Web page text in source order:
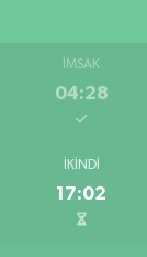
İMSAK
04:28
İKINDI
17:02